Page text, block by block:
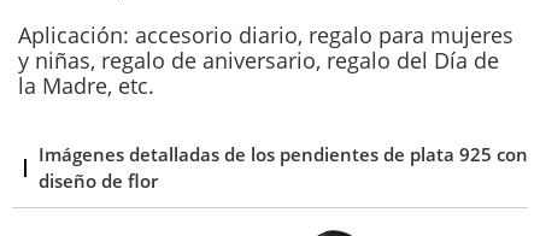
Aplicación: accesorio diario, regalo para mujeres
y niñas, regalo de aniversario, regalo del Día de
la Madre, etc.
Imágenes detalladas de los pendientes de plata 925 con
diseño de flor